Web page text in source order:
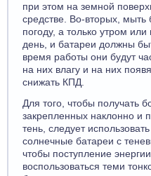
при этом на земной
средстве. Во-вторых,
погоду, а только утром
день, и батареи должны
время работы они будут
на них влагу и на них
снижать КПД.
Для того, чтобы получать
закрепленных наклонно и
тень, следует
солнечные батареи с
чтобы поступление
воспользоваться теми